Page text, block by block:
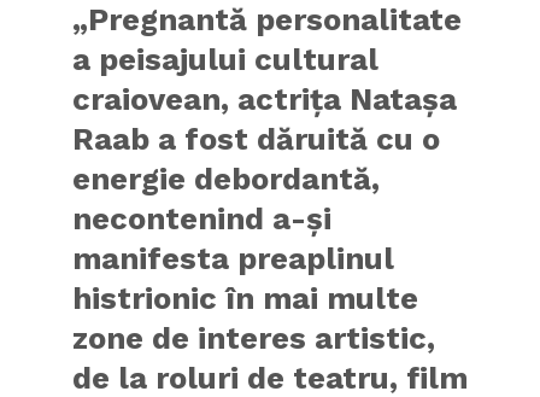
„Pregnantă personalitate
a peisajului cultural
craiovean, actrița Natașa
Raab a fost dăruită cu o
energie debordantă,
necontenind a-și
manifesta preaplinul
histrionic în mai multe
zone de interes artistic,
de la roluri de teatru, film